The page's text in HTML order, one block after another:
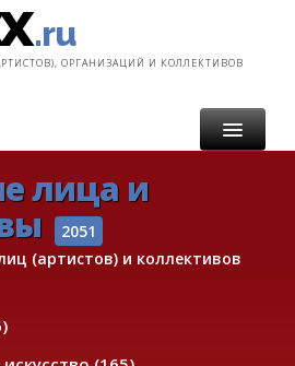
.ru
ОРГАНИЗАЦИЙ И КОЛЛЕКТИВОВ
лица и
2051
(артистов) и коллективов